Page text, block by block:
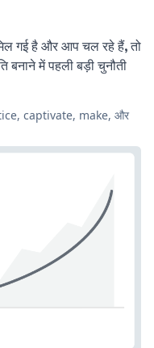
गई है और आप चल रहे हैं, तो
में पहली बड़ी चुनौती
captivate, make, और